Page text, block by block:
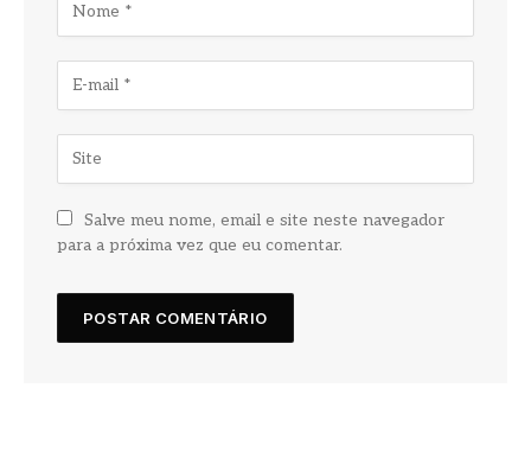
Salve meu nome, email e site neste navegador
para a próxima vez que eu comentar.